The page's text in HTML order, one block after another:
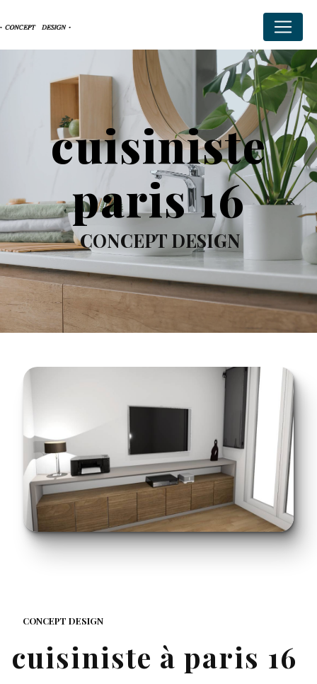
cuisiniste
paris 16
CONCEPT DESIGN
CONCEPT DESIGN
cuisiniste à paris 16